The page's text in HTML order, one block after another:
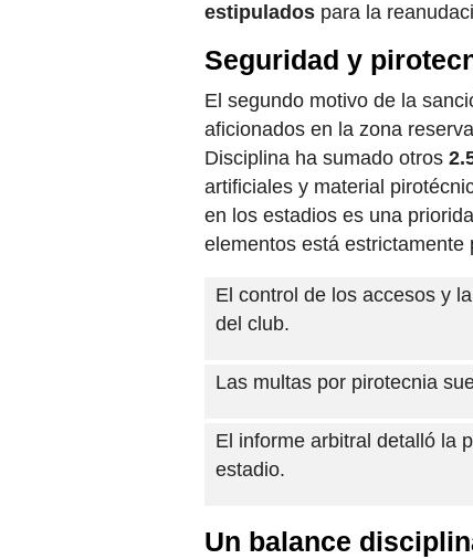
estipulados para la
Seguridad y
El segundo motivo de la
aficionados en la zona
Disciplina ha sumado otros
artificiales y material
en los estadios es una
elementos está
El control de los accesos y
del club.
Las multas por pirotecnia
El informe arbitral detalló la
estadio.
Un balance